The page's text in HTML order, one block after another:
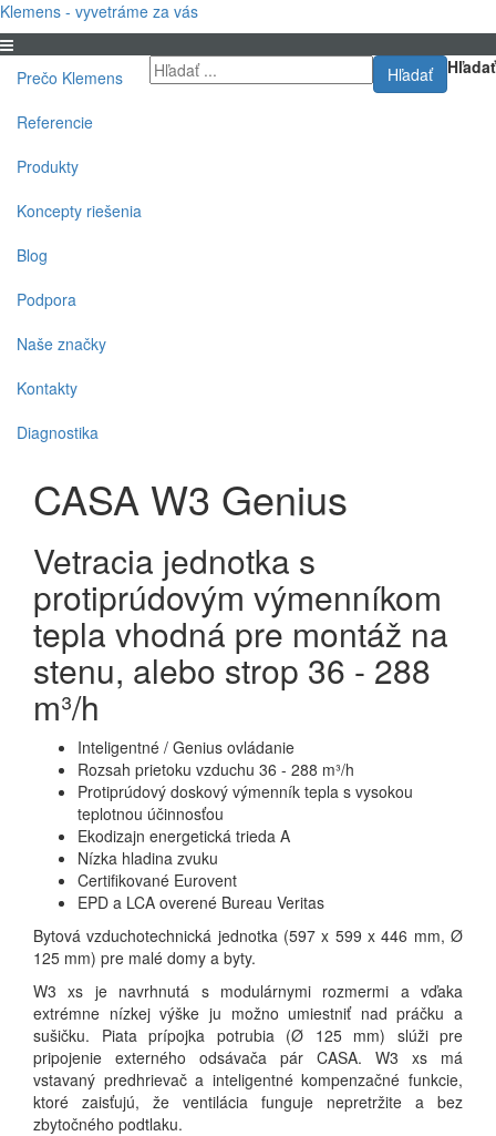
Klemens - vyvetráme za vás
Hľadať
Hľadať
Prečo Klemens
Referencie
Produkty
Koncepty riešenia
Blog
Podpora
Naše značky
Kontakty
Diagnostika
CASA W3 Genius
Vetracia jednotka s
protiprúdovým výmenníkom
tepla vhodná pre montáž na
stenu, alebo strop 36 - 288
m³/h
Inteligentné / Genius ovládanie
Rozsah prietoku vzduchu 36 - 288 m³/h
Protiprúdový doskový výmenník tepla s vysokou
teplotnou účinnosťou
Ekodizajn energetická trieda A
Nízka hladina zvuku
Certifikované Eurovent
EPD a LCA overené Bureau Veritas
Bytová vzduchotechnická jednotka (597 x 599 x 446 mm, Ø
125 mm) pre malé domy a byty.
W3 xs je navrhnutá s modulárnymi rozmermi a vďaka
extrémne nízkej výške ju možno umiestniť nad práčku a
sušičku. Piata prípojka potrubia (Ø 125 mm) slúži pre
pripojenie externého odsávača pár CASA. W3 xs má
vstavaný predhrievač a inteligentné kompenzačné funkcie,
ktoré zaisťujú, že ventilácia funguje nepretržite a bez
zbytočného podtlaku.